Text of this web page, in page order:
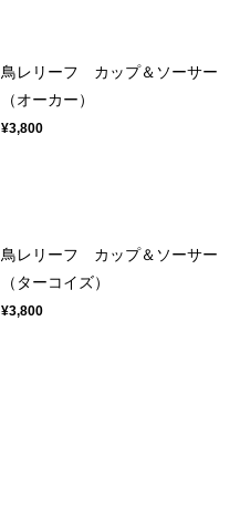
鳥レリーフ カップ＆ソーサー
（オーカー）
¥3,800
鳥レリーフ カップ＆ソーサー
（ターコイズ）
¥3,800